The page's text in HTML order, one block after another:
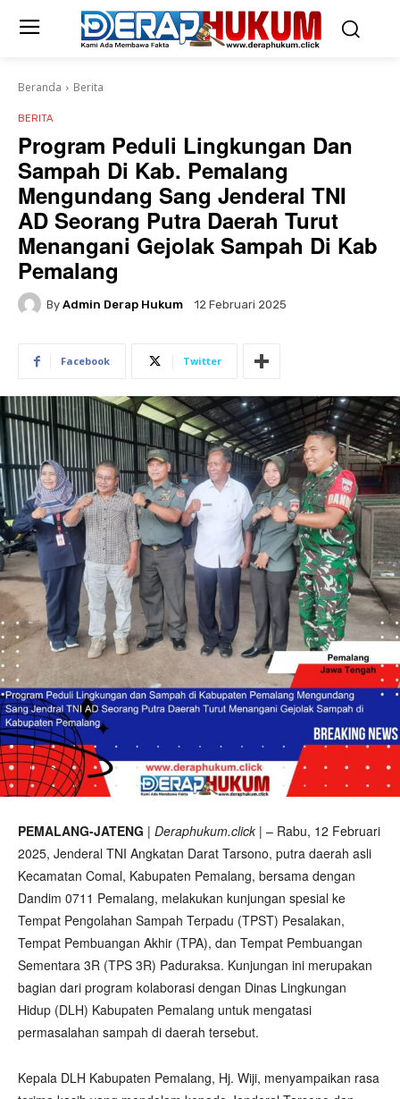
Beranda Berita
BERITA
Program Peduli Lingkungan Dan
Sampah Di Kab. Pemalang
Mengundang Sang Jenderal TNI
AD Seorang Putra Daerah Turut
Menangani Gejolak Sampah Di Kab
Pemalang
By Admin Derap Hukum 12 Februari 2025
Facebook Twitter
PEMALANG-JATENG | Deraphukum.click | – Rabu, 12 Februari
2025, Jenderal TNI Angkatan Darat Tarsono, putra daerah asli
Kecamatan Comal, Kabupaten Pemalang, bersama dengan
Dandim 0711 Pemalang, melakukan kunjungan spesial ke
Tempat Pengolahan Sampah Terpadu (TPST) Pesalakan,
Tempat Pembuangan Akhir (TPA), dan Tempat Pembuangan
Sementara 3R (TPS 3R) Paduraksa. Kunjungan ini merupakan
bagian dari program kolaborasi dengan Dinas Lingkungan
Hidup (DLH) Kabupaten Pemalang untuk mengatasi
permasalahan sampah di daerah tersebut.
Kepala DLH Kabupaten Pemalang, Hj. Wiji, menyampaikan rasa